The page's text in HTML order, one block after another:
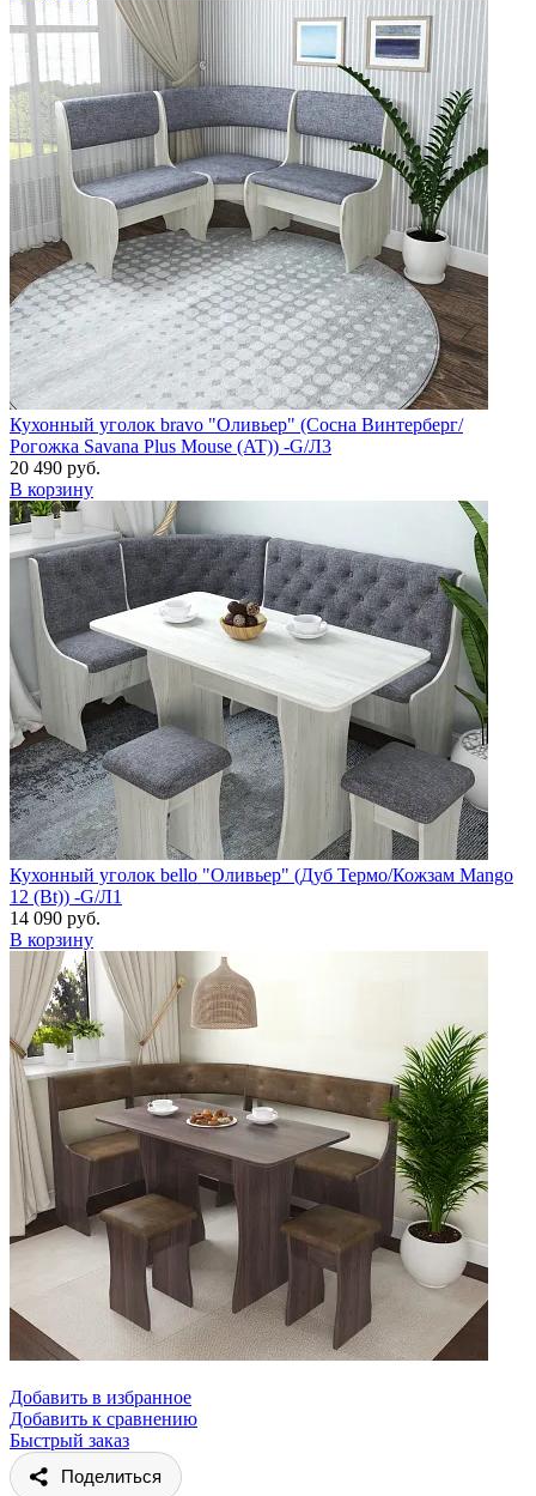
Кухонный уголок bravo "Оливьер" (Сосна Винтерберг/
Рогожка Savana Plus Mouse (AT)) -G/Л3
20 490 руб.
В корзину
Кухонный уголок bello "Оливьер" (Дуб Термо/Кожзам Mango
12 (Bt)) -G/Л1
14 090 руб.
В корзину
Добавить в избранное
Добавить к сравнению
Быстрый заказ
Поделиться